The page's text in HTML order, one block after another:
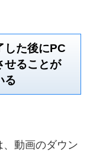
した後にPC
せることが
る
動画のダウン